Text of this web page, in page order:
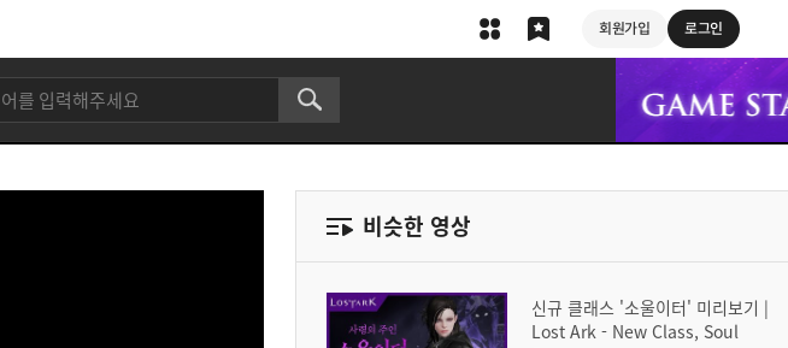
회원가입 로그인
비슷한 영상
신규 클래스 '소울이터' 미리보기 |
Lost Ark - New Class, Soul